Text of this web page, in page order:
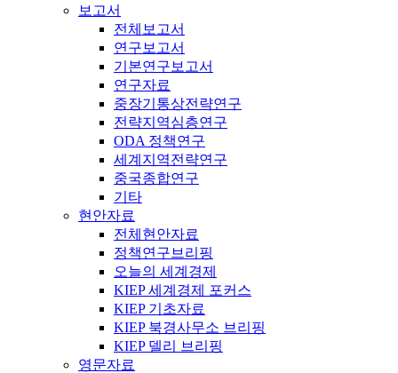
보고서
전체보고서
연구보고서
기본연구보고서
연구자료
중장기통상전략연구
전략지역심층연구
ODA 정책연구
세계지역전략연구
중국종합연구
기타
현안자료
전체현안자료
정책연구브리핑
오늘의 세계경제
KIEP 세계경제 포커스
KIEP 기초자료
KIEP 북경사무소 브리핑
KIEP 델리 브리핑
영문자료